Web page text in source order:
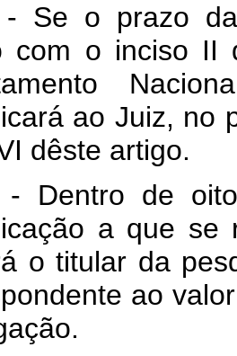
Se o prazo
com o inciso II
ao Juiz, no
dêste artigo.
- Dentro de
a que se
o titular da
ao